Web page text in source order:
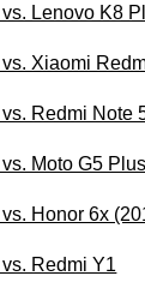
Lenovo K8
Xiaomi
Redmi Note
Moto G5 Plus
Honor 6x
Redmi Y1